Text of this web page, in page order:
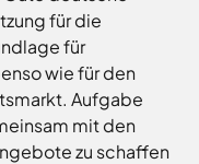
für die
für
wie für den
Aufgabe
mit den
zu schaffen